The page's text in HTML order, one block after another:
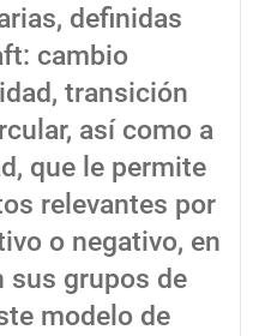
definidas
cambio
transición
así como a
que le permite
relevantes por
o negativo, en
sus grupos de
modelo de